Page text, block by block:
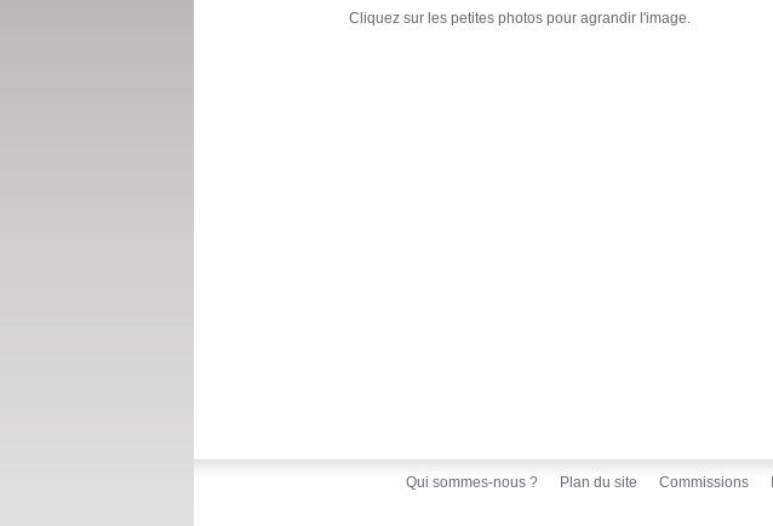
Cliquez sur les petites photos pour agrandir l'image.
Qui sommes-nous ? Plan du site Commissions